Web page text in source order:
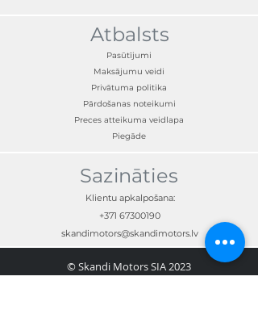
Atbalsts
Pasūtījumi
Maksājumu veidi
Privātuma politika
Pārdošanas noteikumi
Preces atteikuma veidlapa
Piegāde
Sazināties
Klientu apkalpošana:
+371 67300190
skandimotors@skandimotors.lv
© Skandi Motors SIA 2023